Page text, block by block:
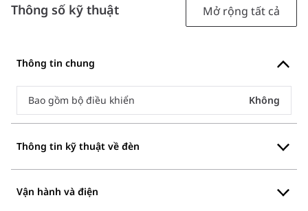
Thông số kỹ thuật Mở rộng tất cả
Thông tin chung
Bao gồm bộ điều khiển Không
Thông tin kỹ thuật về đèn
Vận hành và điện